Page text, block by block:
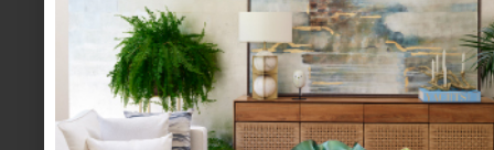
1. BIENVENIDA, ZASH: UNA
NUEVA MANERA DE VIVIR
LA MESA LLEGA A CASA
PALACIO.
mesa y cocina
august 05 2026